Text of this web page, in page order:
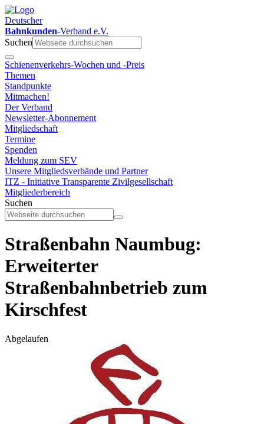
Deutscher
Bahnkunden-Verband e.V.
Suchen
Schienenverkehrs-Wochen und -Preis
Themen
Standpunkte
Mitmachen!
Der Verband
Newsletter-Abonnement
Mitgliedschaft
Termine
Spenden
Meldung zum SEV
Unsere Mitgliedsverbände und Partner
ITZ - Initiative Transparente Zivilgesellschaft
Mitgliederbereich
Suchen
Straßenbahn Naumbug:
Erweiterter
Straßenbahnbetrieb zum
Kirschfest
Abgelaufen